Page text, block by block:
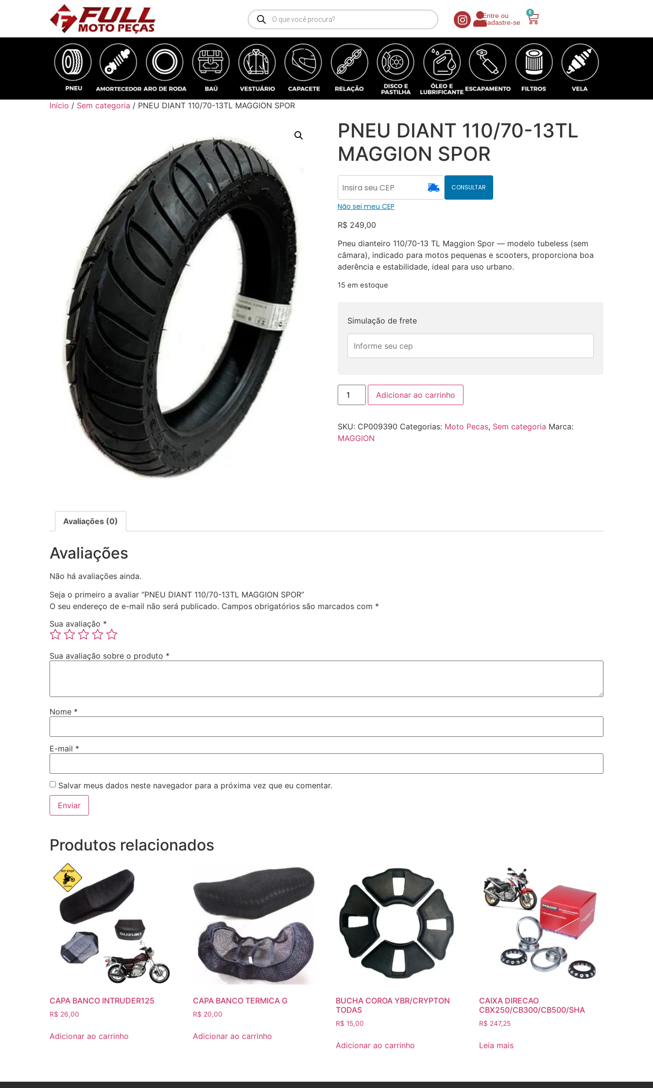
Entre ou
Cadastre-se
0
Início / Sem categoria / PNEU DIANT 110/70-13TL MAGGION SPOR
PNEU DIANT 110/70-13TL
MAGGION SPOR
CONSULTAR
Não sei meu CEP
R$249,00
Pneu dianteiro 110/70-13 TL Maggion Spor — modelo tubeless (sem
câmara), indicado para motos pequenas e scooters, proporciona boa
aderência e estabilidade, ideal para uso urbano.
15 em estoque
Simulação de frete
Adicionar ao carrinho
SKU: CP009390 Categorias: Moto Pecas, Sem categoria Marca:
MAGGION
Avaliações (0)
Avaliações
Não há avaliações ainda.
Seja o primeiro a avaliar “PNEU DIANT 110/70-13TL MAGGION SPOR”
O seu endereço de e-mail não será publicado. Campos obrigatórios são marcados com *
Sua avaliação *
Sua avaliação sobre o produto *
Nome *
E-mail *
Salvar meus dados neste navegador para a próxima vez que eu comentar.
Produtos relacionados
CAPA BANCO INTRUDER125
R$ 26,00
Adicionar ao carrinho
CAPA BANCO TERMICA G
R$ 20,00
Adicionar ao carrinho
BUCHA COROA YBR/CRYPTON
TODAS
R$ 15,00
Adicionar ao carrinho
CAIXA DIRECAO
CBX250/CB300/CB500/SHA
R$ 247,25
Leia mais